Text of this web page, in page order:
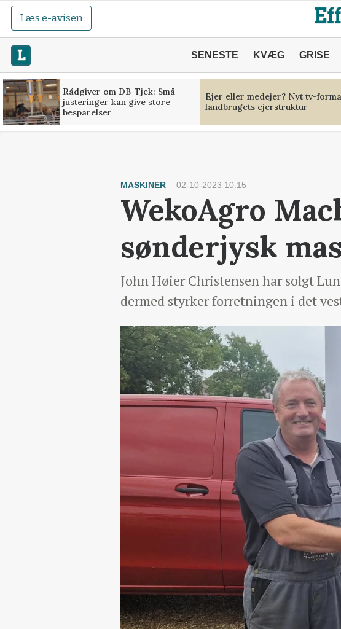
Læs e-avisen
SENESTE KVÆG GRISE
Rådgiver om DB-Tjek: Små
justeringer kan give store
besparelser
Ejer eller medejer? Nyt tv-
landbrugets ejerstruktur
MASKINER 02-10-2023 10:15
WekoAgro
sønderjysk
John Høier Christensen har solgt
dermed styrker forretningen i det